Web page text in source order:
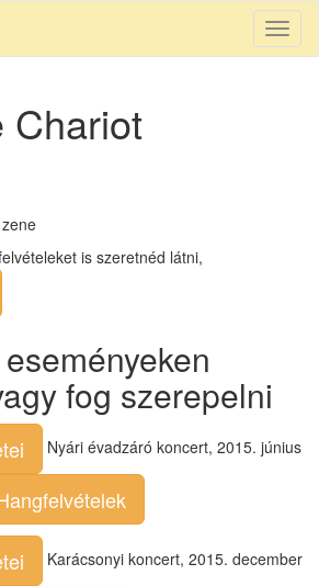
Chariot
is szeretnéd látni,
fog szerepelni
Nyári évadzáró koncert, 2015. június
Karácsonyi koncert, 2015. december